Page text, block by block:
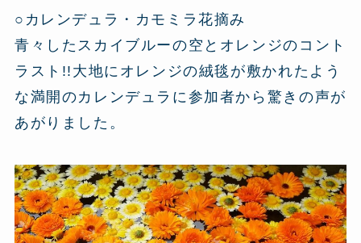
○カレンデュラ・カモミラ花摘み
青々したスカイブルーの空とオレンジのコント
ラスト!!大地にオレンジの絨毯が敷かれたよう
な満開のカレンデュラに参加者から驚きの声が
あがりました。